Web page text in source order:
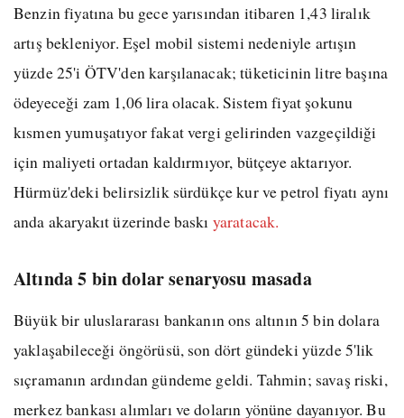
Benzin fiyatına bu gece yarısından itibaren 1,43 liralık
artış bekleniyor. Eşel mobil sistemi nedeniyle artışın
yüzde 25'i ÖTV'den karşılanacak; tüketicinin litre başına
ödeyeceği zam 1,06 lira olacak. Sistem fiyat şokunu
kısmen yumuşatıyor fakat vergi gelirinden vazgeçildiği
için maliyeti ortadan kaldırmıyor, bütçeye aktarıyor.
Hürmüz'deki belirsizlik sürdükçe kur ve petrol fiyatı aynı
anda akaryakıt üzerinde baskı yaratacak.
Altında 5 bin dolar senaryosu masada
Büyük bir uluslararası bankanın ons altının 5 bin dolara
yaklaşabileceği öngörüsü, son dört gündeki yüzde 5'lik
sıçramanın ardından gündeme geldi. Tahmin; savaş riski,
merkez bankası alımları ve doların yönüne dayanıyor. Bu